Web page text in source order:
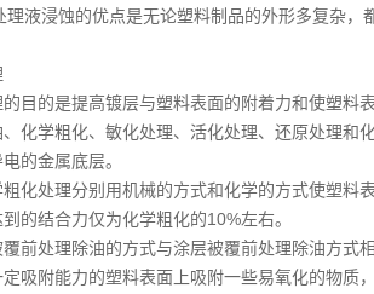
理液浸蚀的优点是无论塑料制品的外形多复杂
的是提高镀层与塑料表面的附着力和使塑料表
化学粗化、敏化处理、活化处理、还原处理和
的金属底层。
处理分别用机械的方式和化学的方式使塑料
的结合力仅为化学粗化的10%左右。
处理除油的方式与涂层被覆前处理除油方式相
附能力的塑料表面上吸附一些易氧化的物质